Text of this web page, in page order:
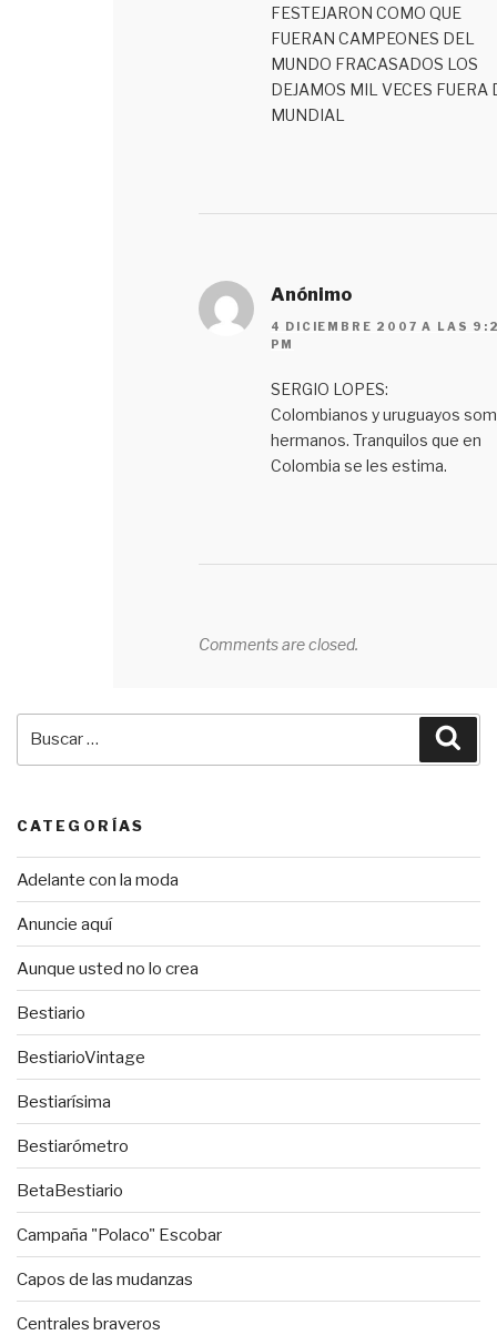
FESTEJARON COMO QUE
FUERAN CAMPEONES DEL
MUNDO FRACASADOS LOS
DEJAMOS MIL VECES FUERA
MUNDIAL
Anónimo
4 DICIEMBRE 2007 A LAS
PM
SERGIO LOPES:
Colombianos y uruguayos
hermanos. Tranquilos que en
Colombia se les estima.
Comments are closed.
CATEGORÍAS
Adelante con la moda
Anuncie aquí
Aunque usted no lo crea
Bestiario
BestiarioVintage
Bestiarísima
Bestiarómetro
BetaBestiario
Campaña "Polaco" Escobar
Capos de las mudanzas
Centrales braveros